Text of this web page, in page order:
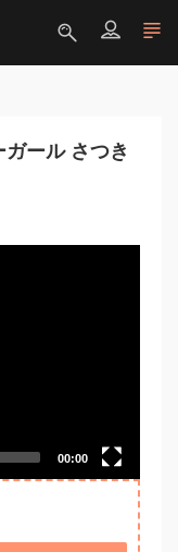
ール さつき
00:00